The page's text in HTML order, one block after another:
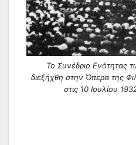
Το Συνέδριο Ενότητας
διεξήχθη στην Όπερα της
στις 10 Ιουλίου